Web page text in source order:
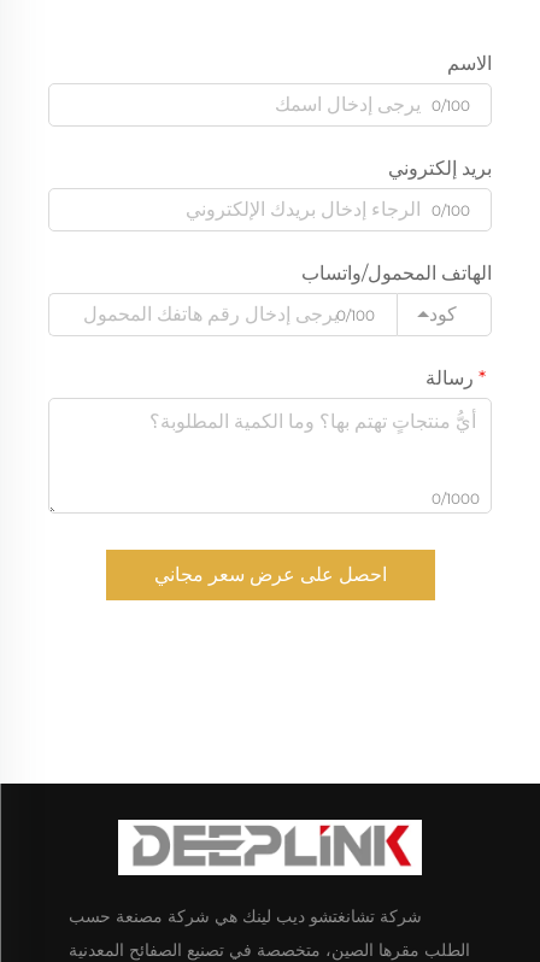
الاسم
0/100
بريد إلكتروني
0/100
الهاتف المحمول/واتساب
كود
0/100
رسالة
0/1000
احصل على عرض سعر مجاني
شركة تشانغتشو ديب لينك هي شركة مصنعة حسب
الطلب مقرها الصين، متخصصة في تصنيع الصفائح المعدنية